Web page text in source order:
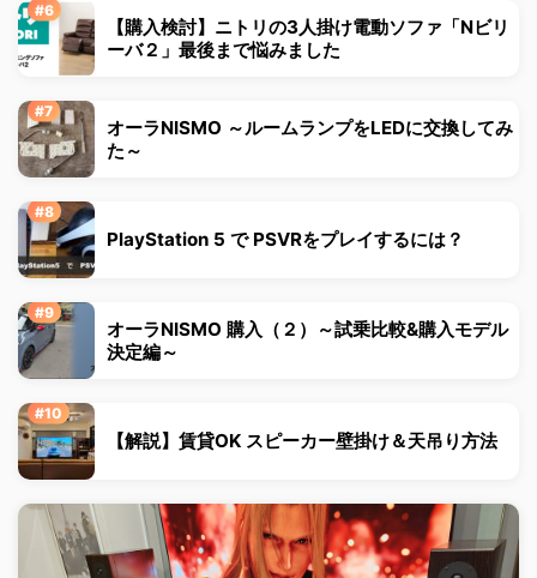
【購入検討】ニトリの3人掛け電動ソファ「Nビリ
ーバ２」最後まで悩みました
オーラNISMO ～ルームランプをLEDに交換してみ
た～
PlayStation 5 で PSVRをプレイするには？
オーラNISMO 購入（２）～試乗比較&購入モデル
決定編～
【解説】賃貸OK スピーカー壁掛け＆天吊り方法